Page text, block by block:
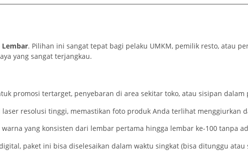
Lembar. Pilihan ini sangat tepat bagi pelaku UMKM, pemilik resto, atau
yang sangat terjangkau.
promosi tertarget, penyebaran di area sekitar toko, atau sisipan
resolusi tinggi, memastikan foto produk Anda terlihat menggiurkan
yang konsisten dari lembar pertama hingga lembar ke-100 tanpa
paket ini bisa diselesaikan dalam waktu singkat (bisa ditunggu atau